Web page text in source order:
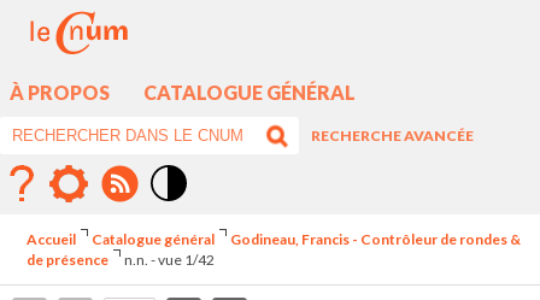
À PROPOS CATALOGUE GÉNÉRAL
RECHERCHE AVANCÉE
élévé
Accueil Catalogue général
Godineau, Francis - Contrôleur de rondes &
de présence
n.n. - vue 1/42